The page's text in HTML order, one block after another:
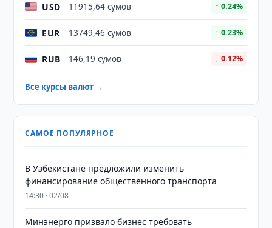
USD 11915,64 сумов ↑ 0.24%
EUR 13749,46 сумов ↑ 0.23%
RUB 146,19 сумов ↓ 0.12%
Все курсы валют →
САМОЕ ПОПУЛЯРНОЕ
В Узбекистане предложили изменить
финансирование общественного транспорта
14:30 · 02/08
Минэнерго призвало бизнес требовать